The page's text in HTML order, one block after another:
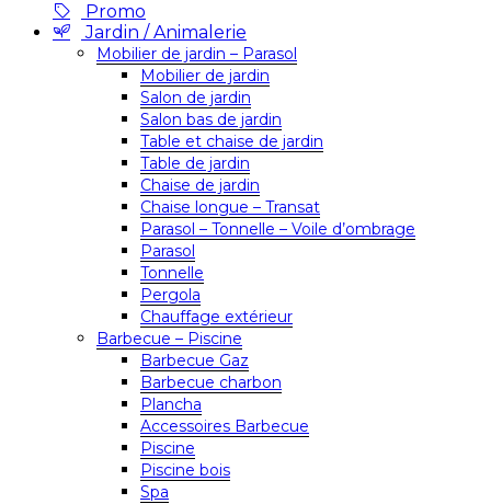
Promo
Jardin / Animalerie
Mobilier de jardin – Parasol
Mobilier de jardin
Salon de jardin
Salon bas de jardin
Table et chaise de jardin
Table de jardin
Chaise de jardin
Chaise longue – Transat
Parasol – Tonnelle – Voile d’ombrage
Parasol
Tonnelle
Pergola
Chauffage extérieur
Barbecue – Piscine
Barbecue Gaz
Barbecue charbon
Plancha
Accessoires Barbecue
Piscine
Piscine bois
Spa